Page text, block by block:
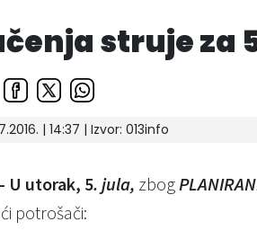
struje za
| 14:37 | Izvor: 013info
U utorak, 5. jula, zbog
potrošači: